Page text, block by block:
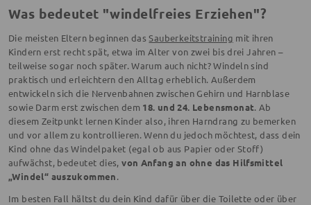
Was bedeutet "windelfreies Erziehen"?
Die meisten Eltern beginnen dasSauberkeitstraining mit ihren
Kindern erst recht spät, etwa im Alter von zwei bis drei Jahren –
teilweise sogar noch später. Warum auch nicht? Windeln sind
praktisch und erleichtern den Alltag erheblich. Außerdem
entwickeln sich die Nervenbahnen zwischen Gehirn und Harnblase
sowie Darm erst zwischen dem 18. und 24. Lebensmonat. Ab
diesem Zeitpunkt lernen Kinder also, ihren Harndrang zu bemerken
und vor allem zu kontrollieren. Wenn du jedoch möchtest, dass dein
Kind ohne das Windelpaket (egal ob aus Papier oder Stoff)
aufwächst, bedeutet dies,von Anfang an ohne das Hilfsmittel
„Windel“ auszukommen.
Im besten Fall hältst du dein Kind dafür über die Toilette oder über